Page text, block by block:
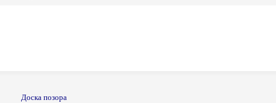
Доска позора